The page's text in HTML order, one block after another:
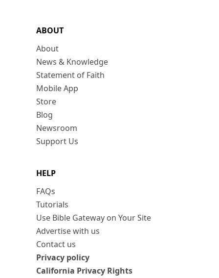
ABOUT
About
News & Knowledge
Statement of Faith
Mobile App
Store
Blog
Newsroom
Support Us
HELP
FAQs
Tutorials
Use Bible Gateway on Your Site
Advertise with us
Contact us
Privacy policy
California Privacy Rights